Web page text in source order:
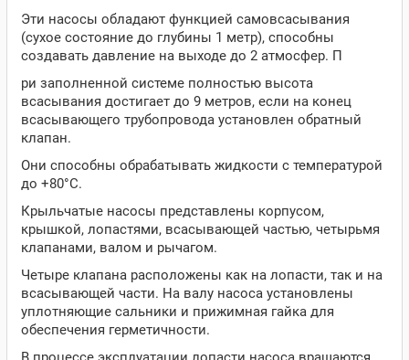
Эти насосы обладают функцией самовсасывания
(сухое состояние до глубины 1 метр), способны
создавать давление на выходе до 2 атмосфер. П
ри заполненной системе полностью высота
всасывания достигает до 9 метров, если на конец
всасывающего трубопровода установлен обратный
клапан.
Они способны обрабатывать жидкости с температурой
до +80°С.
Крыльчатые насосы представлены корпусом,
крышкой, лопастями, всасывающей частью, четырьмя
клапанами, валом и рычагом.
Четыре клапана расположены как на лопасти, так и на
всасывающей части. На валу насоса установлены
уплотняющие сальники и прижимная гайка для
обеспечения герметичности.